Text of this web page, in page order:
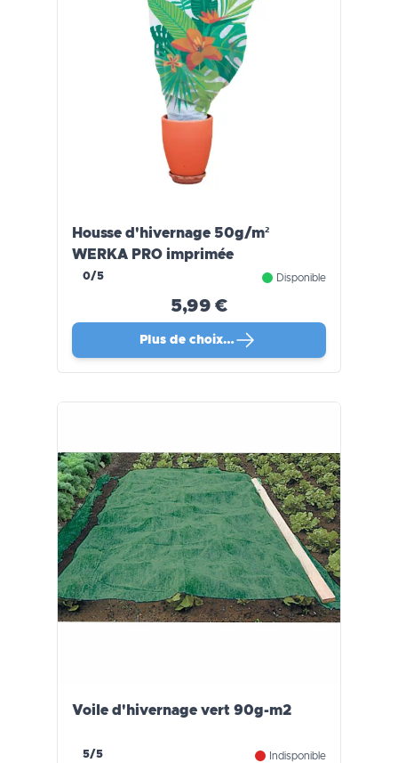
Housse d'hivernage 50g/m²
WERKA PRO imprimée
0/5 Disponible
5,99 €
Plus de choix…
Voile d'hivernage vert 90g-m2
5/5 Indisponible